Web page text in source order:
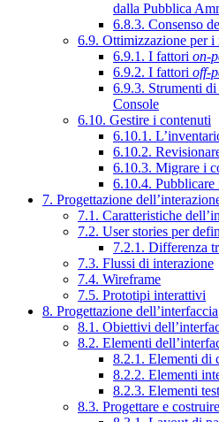
dalla Pubblica
6.8.3. Consenso
6.9. Ottimizzazione per
6.9.1. I fattori on-
6.9.2. I fattori off-
6.9.3. Strumenti
Console
6.10. Gestire i contenuti
6.10.1.
6.10.2.
6.10.3. Migrare i
6.10.4. Pubblicare
7. Progettazione
7.1. Caratteristiche
7.2. User stories per
7.2.1. Differenza
7.3. Flussi di interazione
7.4. Wireframe
7.5. Prototipi interattivi
8. Progettazione dell’interfaccia
8.1. Obiettivi
8.2. Elementi
8.2.1. Elementi di
8.2.2. Elementi
8.2.3. Elementi
8.3. Progettare e